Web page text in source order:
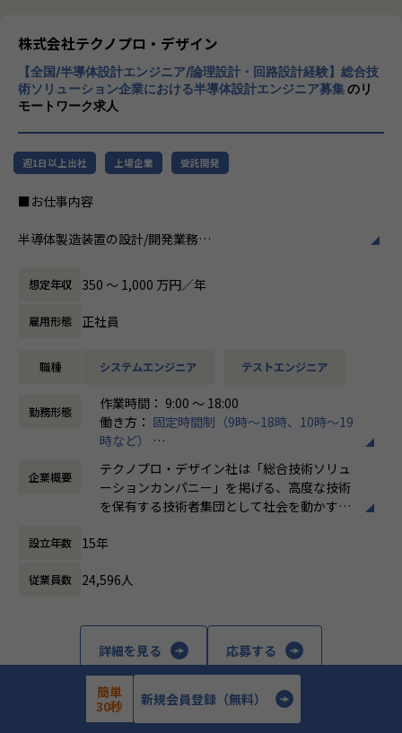
WPFをベースとした3Dモデル表示・操作UIの開発を担うチー
ムに参画し、詳細設計・実装・各種テストを担当いただきま
す。
【業務の変更の範囲】
会社の定める業務
程プロジェクトの増加といった世の中で技術
者集団として価値提供を行うために、エンジ
ニアが生涯活躍できる環境を考え事業運営を
行っています。
株式会社テクノプロ・デザイン
【全国/半導体設計エンジニア/論理設計・回路設計経験】総合技
術ソリューション企業における半導体設計エンジニア募集のリ
モートワーク求人
週1日以上出社 上場企業 受託開発
■お仕事内容
半導体製造装置の設計/開発業務
証、回路設計、レイアウト設計に携わっていただきます。
①システム設計・検証
②論理設計・検証
当社は、約8,500名のエンジニアの現場力と技術コンサルテ
ィングを融合し、課題解決から価値創造までを一貫して支援
する総合技術ソリューションカンパニーです。
輸送用機器、産業用機械、精密機器、電子部品、医療機器な
ど幅広い業界において、多様なプロジェクトからエンジニア
が高度な技術経験を積むことのできる環境を提供していま
さらに、体系的な教育・研修制度を通じて先端技術の習得を
を実現しています。
会社の定める業務
想定年収 350 〜 1,000 万円／年
雇用形態 正社員
職種 システムエンジニア テストエンジニア
勤務形態
作業時間： 9:00 ～ 18:00
働き方： 固定時間制（9時～18時、10時～19
時など）
時間外労働の有無： 有（月平均20時間）
休憩時間： 60分
企業概要
テクノプロ・デザイン社は「総合技術ソリュ
ーションカンパニー」を掲げる、高度な技術
を保有する技術者集団として社会を動かすこ
に渡ります。いわゆる技術者派遣と呼ばれ
働く場所に関わらない事業支援や最新技術を
用いた研究開発などを行っています。
加速度的に技術革新が進む現代社会。開発サ
イクルの短期化、製品開発の多角化や上流工
設立年数 15年
従業員数 24,596人
詳細を見る 応募する
簡単
30秒
新規会員登録（無料）